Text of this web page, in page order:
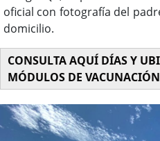
oficial con fotografía del
domicilio.
CONSULTA AQUÍ DÍAS Y
MÓDULOS DE VACUNACIÓN